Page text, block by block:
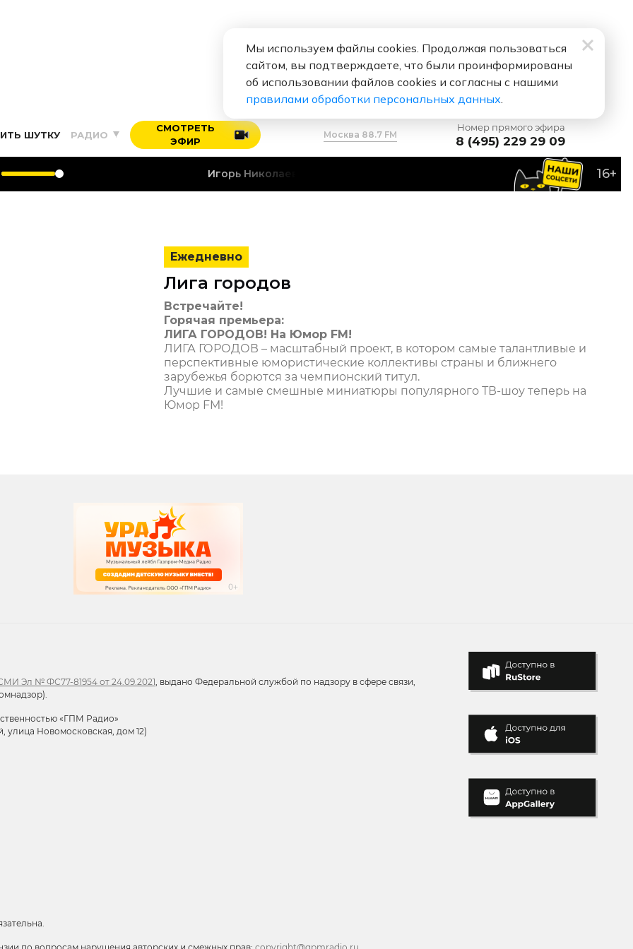
ШУТКУ РАДИО
СМОТРЕТЬ
ЭФИР
Москва 88.7 FM
Номер прямого эфира
8 (495) 229 29 09
Игорь Николаев 16+
Ежедневно
Лига городов
Встречайте!
Горячая премьера:
ЛИГА ГОРОДОВ! На Юмор FM!
ЛИГА ГОРОДОВ – масштабный проект, в котором самые талантливые и
перспективные юмористические коллективы страны и ближнего
зарубежья борются за чемпионский титул.
Лучшие и самые смешные миниатюры популярного ТВ-шоу теперь на
Юмор FM!
Эл № ФС77-81954 от 24.09.2021, выдано Федеральной службой по надзору в сфере связи,
«ГПМ Радио»
улица Новомосковская, дом 12)
Мы используем файлы cookies. Продолжая пользоваться
сайтом, вы подтверждаете, что были проинформированы
об использовании файлов cookies и согласны с нашими
правилами обработки персональных данных.